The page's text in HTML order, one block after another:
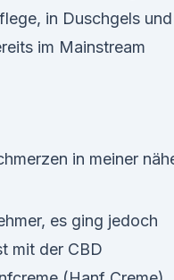
in Duschgels und
im Mainstream
es ging jedoch
mit der CBD